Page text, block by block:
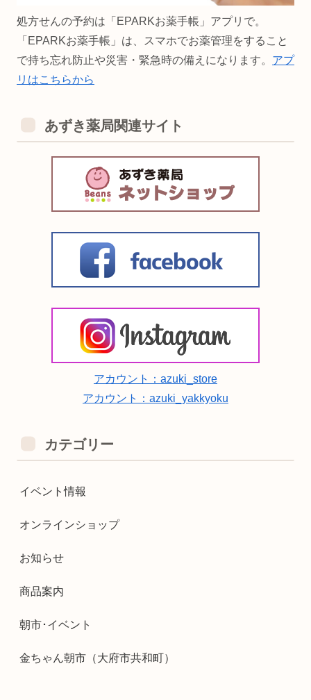
処方せんの予約は「EPARKお薬手帳」アプリで。
「EPARKお薬手帳」は、スマホでお薬管理をすること
で持ち忘れ防止や災害・緊急時の備えになります。 アプ
リはこちらから
あずき薬局関連サイト
アカウント：azuki_store
アカウント：azuki_yakkyoku
カテゴリー
イベント情報
オンラインショップ
お知らせ
商品案内
朝市･イベント
金ちゃん朝市（大府市共和町）